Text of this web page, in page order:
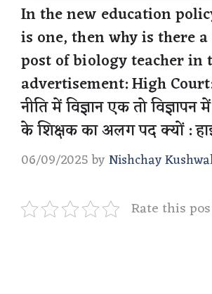
In the new education
is one, then why is there
post of biology teacher in
advertisement: High Court:
नीति में विज्ञान एक तो विज्ञापन
के शिक्षक का अलग पद क्यों :
06/09/2025 byNishchay
Rate this